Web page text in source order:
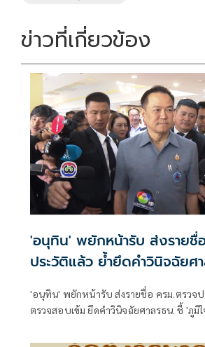
ข่าวที่เกี่ยวข้อง
'อนุทิน' พยักหน้ารับ ส่งรายชื่
ประวัติแล้ว ย้ำยึดคำวินิจฉัยศ
'อนุทิน' พยักหน้ารับ ส่งรายชื่อ ครม.ตรวจ
ตรวจสอบเข้ม ยึดคำวินิจฉัยศาลรธน. ชี้ 'ภูมิ